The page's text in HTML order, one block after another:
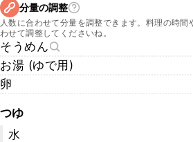
分量の調整
人数に合わせて分量を調整できます。料理の時
わせて調整してくださいね。
そうめん
お湯 (ゆで用)
卵
つゆ
水